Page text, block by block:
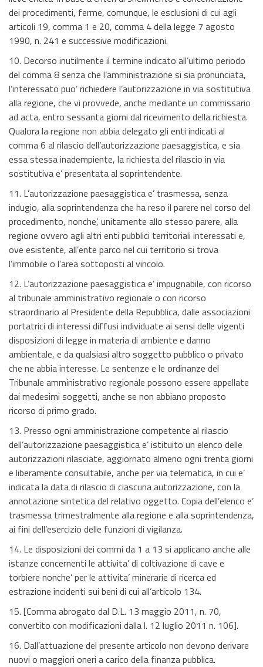
dei procedimenti, ferme, comunque, le esclusioni di cui agli
articoli 19, comma 1 e 20, comma 4 della legge 7 agosto
1990, n. 241 e successive modificazioni.
10. Decorso inutilmente il termine indicato all’ultimo periodo
del comma 8 senza che l’amministrazione si sia pronunciata,
l’interessato puo’ richiedere l’autorizzazione in via sostitutiva
alla regione, che vi provvede, anche mediante un commissario
ad acta, entro sessanta giorni dal ricevimento della richiesta.
Qualora la regione non abbia delegato gli enti indicati al
comma 6 al rilascio dell’autorizzazione paesaggistica, e sia
essa stessa inadempiente, la richiesta del rilascio in via
sostitutiva e’ presentata al soprintendente.
11. L’autorizzazione paesaggistica e’ trasmessa, senza
indugio, alla soprintendenza che ha reso il parere nel corso del
procedimento, nonche’, unitamente allo stesso parere, alla
regione ovvero agli altri enti pubblici territoriali interessati e,
ove esistente, all’ente parco nel cui territorio si trova
l’immobile o l’area sottoposti al vincolo.
12. L’autorizzazione paesaggistica e’ impugnabile, con ricorso
al tribunale amministrativo regionale o con ricorso
straordinario al Presidente della Repubblica, dalle associazioni
portatrici di interessi diffusi individuate ai sensi delle vigenti
disposizioni di legge in materia di ambiente e danno
ambientale, e da qualsiasi altro soggetto pubblico o privato
che ne abbia interesse. Le sentenze e le ordinanze del
Tribunale amministrativo regionale possono essere appellate
dai medesimi soggetti, anche se non abbiano proposto
ricorso di primo grado.
13. Presso ogni amministrazione competente al rilascio
dell’autorizzazione paesaggistica e’ istituito un elenco delle
autorizzazioni rilasciate, aggiornato almeno ogni trenta giorni
e liberamente consultabile, anche per via telematica, in cui e’
indicata la data di rilascio di ciascuna autorizzazione, con la
annotazione sintetica del relativo oggetto. Copia dell’elenco e’
trasmessa trimestralmente alla regione e alla soprintendenza,
ai fini dell’esercizio delle funzioni di vigilanza.
14. Le disposizioni dei commi da 1 a 13 si applicano anche alle
istanze concernenti le attivita’ di coltivazione di cave e
torbiere nonche’ per le attivita’ minerarie di ricerca ed
estrazione incidenti sui beni di cui all’articolo 134.
15. [Comma abrogato dal D.L. 13 maggio 2011, n. 70,
convertito con modificazioni dalla l. 12 luglio 2011 n. 106].
16. Dall’attuazione del presente articolo non devono derivare
nuovi o maggiori oneri a carico della finanza pubblica.